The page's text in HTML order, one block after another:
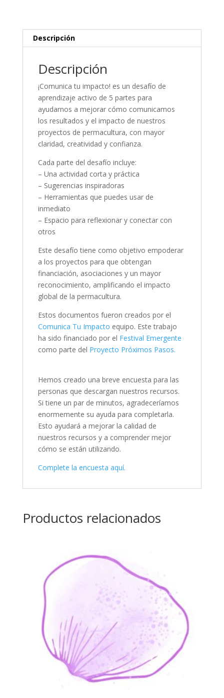
Descripción
Descripción
¡Comunica tu impacto! es un desafío de
aprendizaje activo de 5 partes para
ayudarnos a mejorar cómo comunicamos
los resultados y el impacto de nuestros
proyectos de permacultura, con mayor
claridad, creatividad y confianza.
Cada parte del desafío incluye:
– Una actividad corta y práctica
– Sugerencias inspiradoras
– Herramientas que puedes usar de
inmediato
– Espacio para reflexionar y conectar con
otros
Este desafío tiene como objetivo empoderar
a los proyectos para que obtengan
financiación, asociaciones y un mayor
reconocimiento, amplificando el impacto
global de la permacultura.
Estos documentos fueron creados por el
Comunica Tu Impacto equipo. Este trabajo
ha sido financiado por el Festival Emergente
como parte del Proyecto Próximos Pasos.
Hemos creado una breve encuesta para las
personas que descargan nuestros recursos.
Si tiene un par de minutos, agradeceríamos
enormemente su ayuda para completarla.
Esto ayudará a mejorar la calidad de
nuestros recursos y a comprender mejor
cómo se están utilizando.
Complete la encuesta aquí.
Productos relacionados